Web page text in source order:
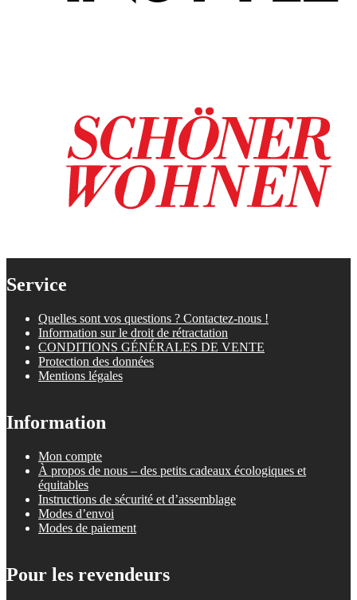
Service
Quelles sont vos questions ? Contactez-nous !
Information sur le droit de rétractation
CONDITIONS GÉNÉRALES DE VENTE
Protection des données
Mentions légales
Information
Mon compte
À propos de nous – des petits cadeaux écologiques et
équitables
Instructions de sécurité et d’assemblage
Modes d’envoi
Modes de paiement
Pour les revendeurs